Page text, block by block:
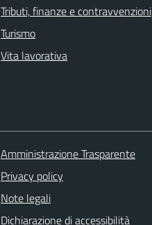
Tributi, finanze e contravvenzioni
Turismo
Vita lavorativa
Amministrazione Trasparente
Privacy policy
Note legali
Dichiarazione di accessibilità